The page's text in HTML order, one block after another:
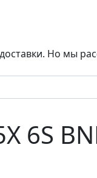
Но мы
6S